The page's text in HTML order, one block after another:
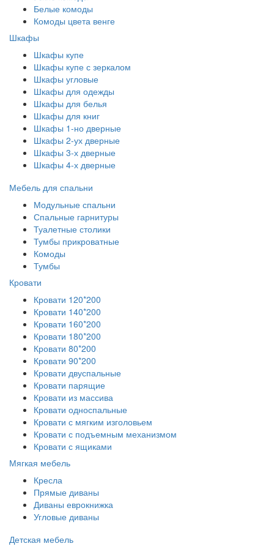
Белые комоды
Комоды цвета венге
Шкафы
Шкафы купе
Шкафы купе с зеркалом
Шкафы угловые
Шкафы для одежды
Шкафы для белья
Шкафы для книг
Шкафы 1-но дверные
Шкафы 2-ух дверные
Шкафы 3-х дверные
Шкафы 4-х дверные
Мебель для спальни
Модульные спальни
Спальные гарнитуры
Туалетные столики
Тумбы прикроватные
Комоды
Тумбы
Кровати
Кровати 120*200
Кровати 140*200
Кровати 160*200
Кровати 180*200
Кровати 80*200
Кровати 90*200
Кровати двуспальные
Кровати парящие
Кровати из массива
Кровати односпальные
Кровати с мягким изголовьем
Кровати с подъемным механизмом
Кровати с ящиками
Мягкая мебель
Кресла
Прямые диваны
Диваны еврокнижка
Угловые диваны
Детская мебель